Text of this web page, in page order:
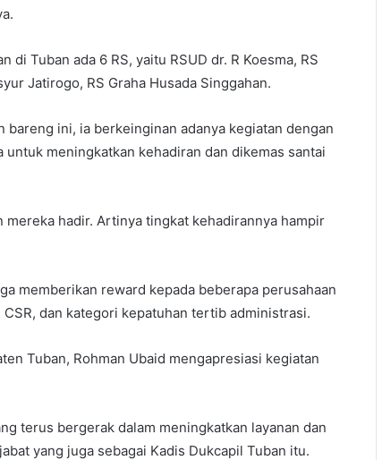
Tuban ada 6 RS, yaitu RSUD dr. R Koesma, RS
Jatirogo, RS Graha Husada Singgahan.
ini, ia berkeinginan adanya kegiatan dengan
meningkatkan kehadiran dan dikemas santai
hadir. Artinya tingkat kehadirannya hampir
memberikan reward kepada beberapa perusahaan
dan kategori kepatuhan tertib administrasi.
Tuban, Rohman Ubaid mengapresiasi kegiatan
terus bergerak dalam meningkatkan layanan dan
yang juga sebagai Kadis Dukcapil Tuban itu.